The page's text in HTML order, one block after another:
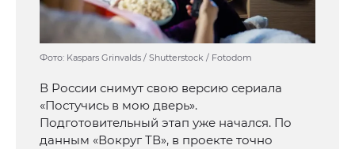
Фото: Kaspars Grinvalds / Shutterstock / Fotodom
В России снимут свою версию сериала
«Постучись в мою дверь».
Подготовительный этап уже начался. По
данным «Вокруг ТВ», в проекте точно